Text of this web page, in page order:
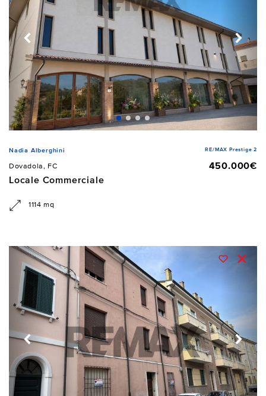
Nadia Alberghini RE/MAX Prestige 2
Dovadola, FC
450.000€
Locale Commerciale
1114 mq